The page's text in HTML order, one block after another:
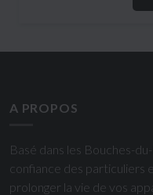
A PROPOS
Basé dans les Bouches-
confiance des particuliers
prolonger la vie de vos